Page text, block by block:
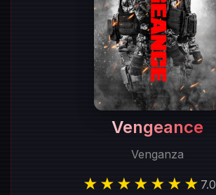
Vengeance
Venganza
★★★★★★★ 7.0